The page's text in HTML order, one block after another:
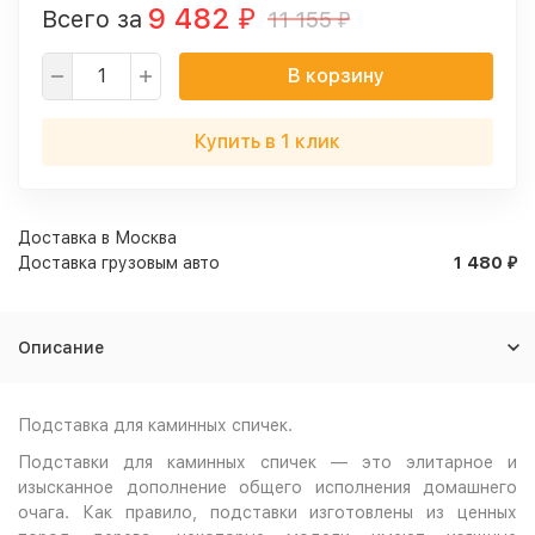
Всего за 9 482 ₽ 11 155₽
В корзину
Купить в 1 клик
Доставка в Москва
Доставка грузовым авто
1 480 ₽
Описание
Подставка для каминных спичек.
Подставки для каминных спичек — это элитарное и
изысканное дополнение общего исполнения домашнего
очага. Как правило, подставки изготовлены из ценных